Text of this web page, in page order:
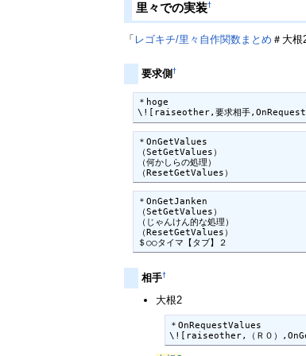
里々での実装†
「 レゴキチ/里々自作関数まとめ ＃大根
要求側†
＊hoge
\![raiseother,要求相手
＊OnGetValues
（SetGetValues）
（何かしらの処理）
（ResetGetValues）
＊OnGetJanken
（SetGetValues）
（じゃんけん的な処理）
（ResetGetValues）
＄○○タイマ【タブ】２
相手†
大根2
＊OnRequestValues
\![raiseother,（Ｒ０）